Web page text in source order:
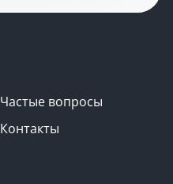
Частые вопросы
Контакты